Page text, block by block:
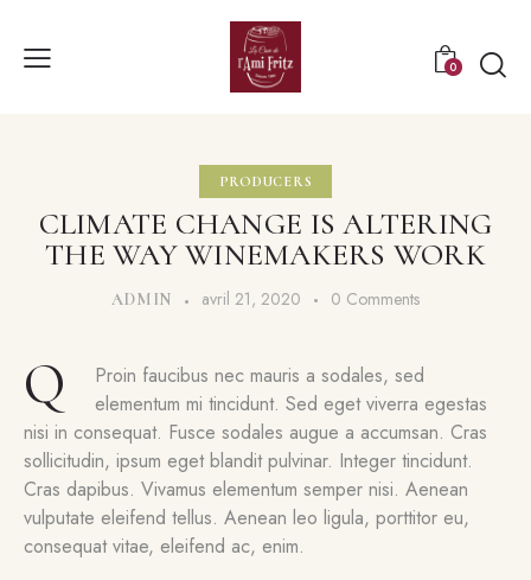
0
PRODUCERS
CLIMATE CHANGE IS ALTERING
THE WAY WINEMAKERS WORK
ADMIN avril 21, 2020 0 Comments
Q
Proin faucibus nec mauris a sodales, sed
elementum mi tincidunt. Sed eget viverra egestas
nisi in consequat. Fusce sodales augue a accumsan. Cras
sollicitudin, ipsum eget blandit pulvinar. Integer tincidunt.
Cras dapibus. Vivamus elementum semper nisi. Aenean
vulputate eleifend tellus. Aenean leo ligula, porttitor eu,
consequat vitae, eleifend ac, enim.